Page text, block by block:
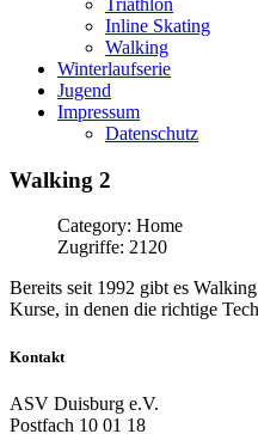
Triathlon
Inline Skating
Walking
Winterlaufserie
Jugend
Impressum
Datenschutz
Walking 2
Category: Home
Zugriffe: 2120
Bereits seit 1992 gibt es
Kurse, in denen die richtige
Kontakt
ASV Duisburg e.V.
Postfach 10 01 18